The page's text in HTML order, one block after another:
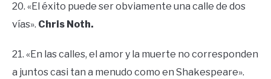
20. «El éxito puede ser obviamente una calle de dos
vías». Chris Noth.
21. «En las calles, el amor y la muerte no corresponden
a juntos casi tan a menudo como en Shakespeare».